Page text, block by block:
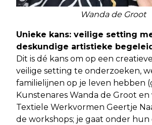
Wanda de Groot
Unieke kans: veilige setting
deskundige artistieke
Dit is dé kans om op een
veilige setting te onderzoeken,
familielijnen op je leven hebben
Kunstenares Wanda de Groot
Textiele Werkvormen Geertje
de workshops; je gaat onder